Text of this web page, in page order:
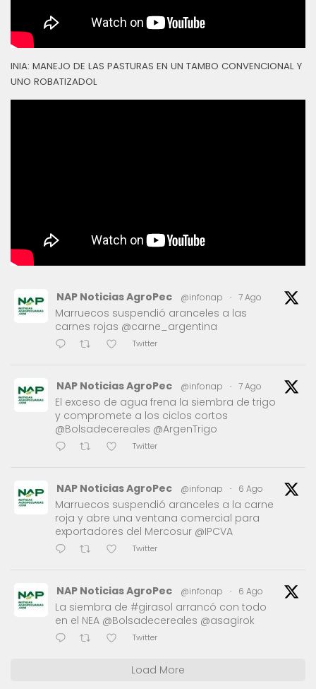
INIA: MANEJO DE LAS PASTURAS EN UN TAMBO CONVENCIONAL Y
UNO ROBATIZADOL
NAP Noticias AgroPec @infonap · 7 Ago
Marruecos suspendió aranceles a las
carnes rojas @carne_argentina
Twitter
NAP Noticias AgroPec @infonap · 7 Ago
El exceso de agua frena la siembra de trigo
y compromete a los ciclos cortos
@Bolsadecereales @ArgenTrigo
Twitter
NAP Noticias AgroPec @infonap · 6 Ago
Marruecos suspendió aranceles a la carne
roja y abre una ventana comercial para
exportadores del Mercosur @IPCVA
Twitter
NAP Noticias AgroPec @infonap · 6 Ago
La siembra de #girasol arrancó con todo
en el NEA @Bolsadecereales @asagirok
Twitter
Load More